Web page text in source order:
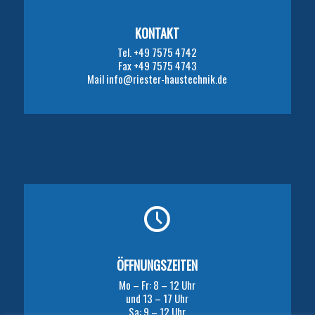
KONTAKT
Tel. +49 7575 4742
Fax +49 7575 4743
Mail info@riester-haustechnik.de
ÖFFNUNGSZEITEN
Mo – Fr: 8 – 12 Uhr
und 13 – 17 Uhr
Sa: 9 – 12 Uhr